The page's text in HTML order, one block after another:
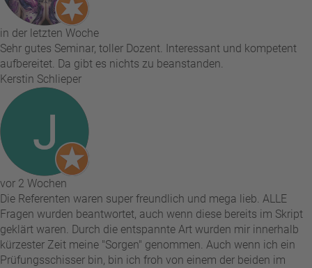
in der letzten Woche
Sehr gutes Seminar, toller Dozent. Interessant und kompetent
aufbereitet. Da gibt es nichts zu beanstanden.
Kerstin Schlieper
vor 2 Wochen
Die Referenten waren super freundlich und mega lieb. ALLE
Fragen wurden beantwortet, auch wenn diese bereits im Skript
geklärt waren. Durch die entspannte Art wurden mir innerhalb
kürzester Zeit meine "Sorgen" genommen. Auch wenn ich ein
Prüfungsschisser bin, bin ich froh von einem der beiden im